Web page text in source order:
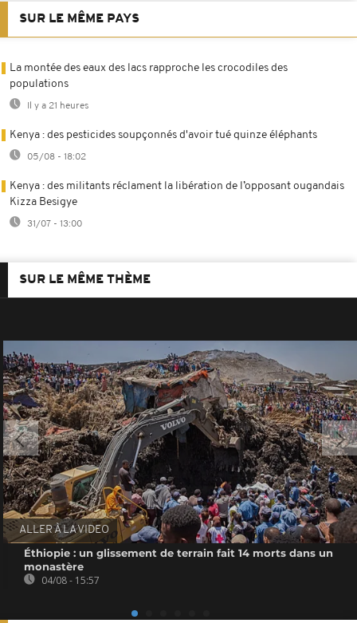
SUR LE MÊME PAYS
La montée des eaux des lacs rapproche les crocodiles des
populations
Il y a 21 heures
Kenya : des pesticides soupçonnés d'avoir tué quinze éléphants
05/08 - 18:02
Kenya : des militants réclament la libération de l’opposant ougandais
Kizza Besigye
31/07 - 13:00
SUR LE MÊME THÈME
ALLER À LA VIDEO
Éthiopie : un glissement de terrain fait 14 morts dans un
monastère
04/08 - 15:57